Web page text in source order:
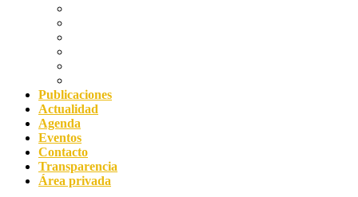
Publicaciones
Actualidad
Agenda
Eventos
Contacto
Transparencia
Área privada